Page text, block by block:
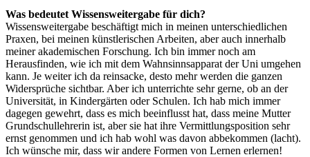
Was bedeutet Wissensweitergabe für dich?
Wissensweitergabe beschäftigt mich in meinen unterschiedlichen
Praxen, bei meinen künstlerischen Arbeiten, aber auch innerhalb
meiner akademischen Forschung. Ich bin immer noch am
Herausfinden, wie ich mit dem Wahnsinnsapparat der Uni umgehen
kann. Je weiter ich da reinsacke, desto mehr werden die ganzen
Widersprüche sichtbar. Aber ich unterrichte sehr gerne, ob an der
Universität, in Kindergärten oder Schulen. Ich hab mich immer
dagegen gewehrt, dass es mich beeinflusst hat, dass meine Mutter
Grundschullehrerin ist, aber sie hat ihre Vermittlungsposition sehr
ernst genommen und ich hab wohl was davon abbekommen (lacht).
Ich wünsche mir, dass wir andere Formen von Lernen erlernen!